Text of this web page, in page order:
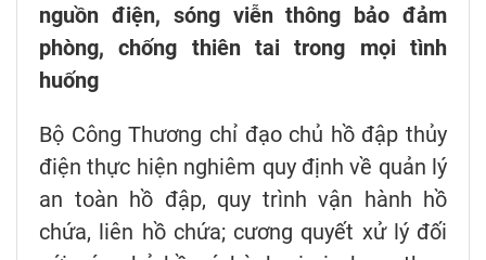
nguồn điện, sóng viễn thông bảo đảm
phòng, chống thiên tai trong mọi tình
huống
Bộ Công Thương chỉ đạo chủ hồ đập thủy
điện thực hiện nghiêm quy định về quản lý
an toàn hồ đập, quy trình vận hành hồ
chứa, liên hồ chứa; cương quyết xử lý đối